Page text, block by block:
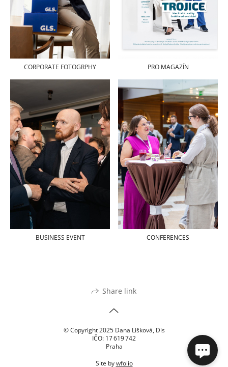
CORPORATE FOTOGRPHY PRO MAGAZÍN
BUSINESS EVENT CONFERENCES
Share link
© Copyright 2025 Dana Lišková, Dis
IČO: 17 619 742
Praha
Site bywfolio